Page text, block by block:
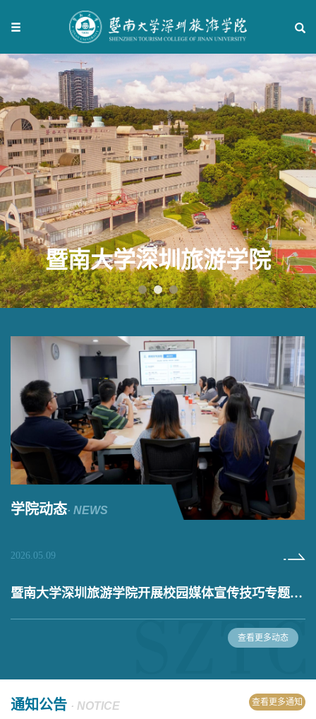
深圳旅游学院
学院动态· NEWS
2026.05.09
暨南大学深圳旅游学院开展校园媒体宣传技巧专题培
训​
查看更多动态
通知公告 · NOTICE 查看更多通知